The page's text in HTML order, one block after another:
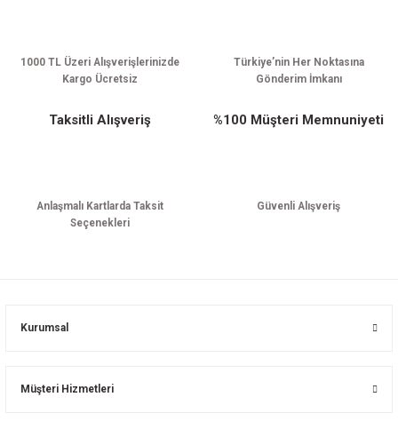
1000 TL Üzeri Alışverişlerinizde
Kargo Ücretsiz
Türkiye’nin Her Noktasına
Gönderim İmkanı
Taksitli Alışveriş
Anlaşmalı Kartlarda Taksit
Seçenekleri
%100 Müşteri Memnuniyeti
Güvenli Alışveriş
Kurumsal
Müşteri Hizmetleri